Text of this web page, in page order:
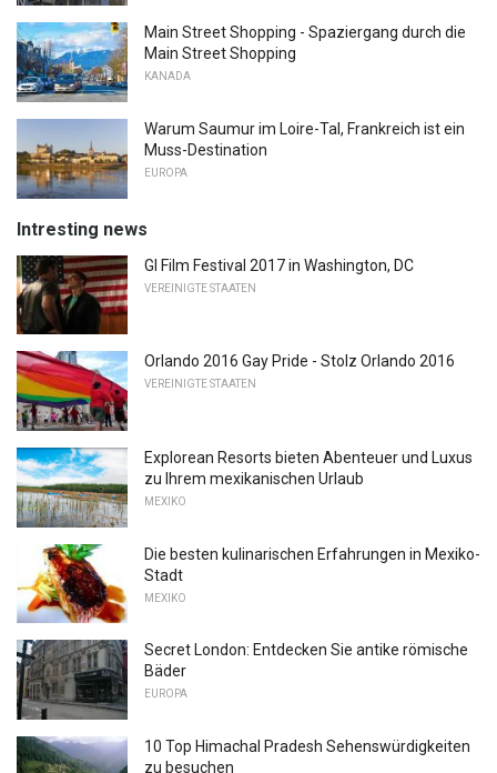
Main Street Shopping - Spaziergang durch die
Main Street Shopping
KANADA
Warum Saumur im Loire-Tal, Frankreich ist ein
Muss-Destination
EUROPA
Intresting news
GI Film Festival 2017 in Washington, DC
VEREINIGTE STAATEN
Orlando 2016 Gay Pride - Stolz Orlando 2016
VEREINIGTE STAATEN
Explorean Resorts bieten Abenteuer und Luxus
zu Ihrem mexikanischen Urlaub
MEXIKO
Die besten kulinarischen Erfahrungen in Mexiko-
Stadt
MEXIKO
Secret London: Entdecken Sie antike römische
Bäder
EUROPA
10 Top Himachal Pradesh Sehenswürdigkeiten
zu besuchen